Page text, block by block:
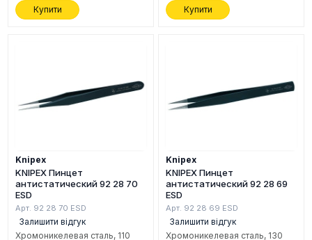
Купити Купити
Knipex
KNIPEX Пинцет
антистатический 92 28 70
ESD
Арт. 92 28 70 ESD
Залишити відгук
Хромоникелевая сталь, 110
Knipex
KNIPEX Пинцет
антистатический 92 28 69
ESD
Арт. 92 28 69 ESD
Залишити відгук
Хромоникелевая сталь, 130